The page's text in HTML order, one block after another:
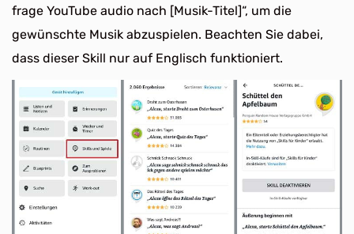
frage YouTube audio nach [Musik-Titel]“, um die
gewünschte Musik abzuspielen. Beachten Sie dabei,
dass dieser Skill nur auf Englisch funktioniert.